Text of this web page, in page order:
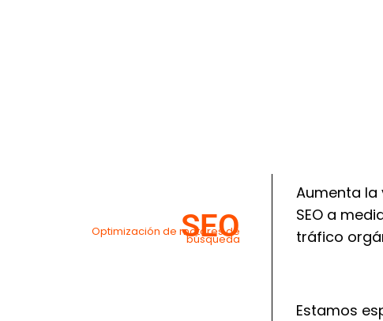
SEO
Optimización de motores de
búsqueda
Aumenta la
SEO a
tráfico
Estamos